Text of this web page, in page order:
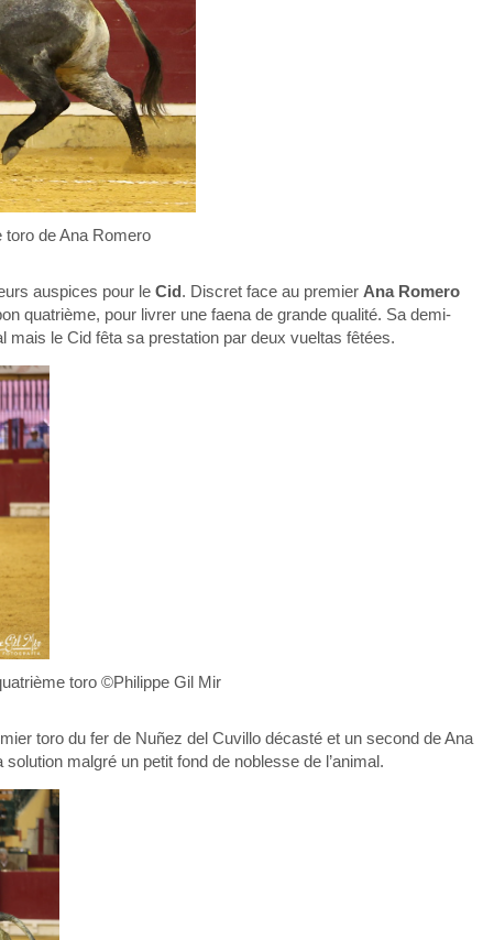
toro de Ana Romero
auspices pour le Cid. Discret face au premier Ana Romero
quatrième, pour livrer une faena de grande qualité. Sa demi-
mais le Cid fêta sa prestation par deux vueltas fêtées.
toro ©Philippe Gil Mir
toro du fer de Nuñez del Cuvillo décasté et un second de Ana
malgré un petit fond de noblesse de l’animal.